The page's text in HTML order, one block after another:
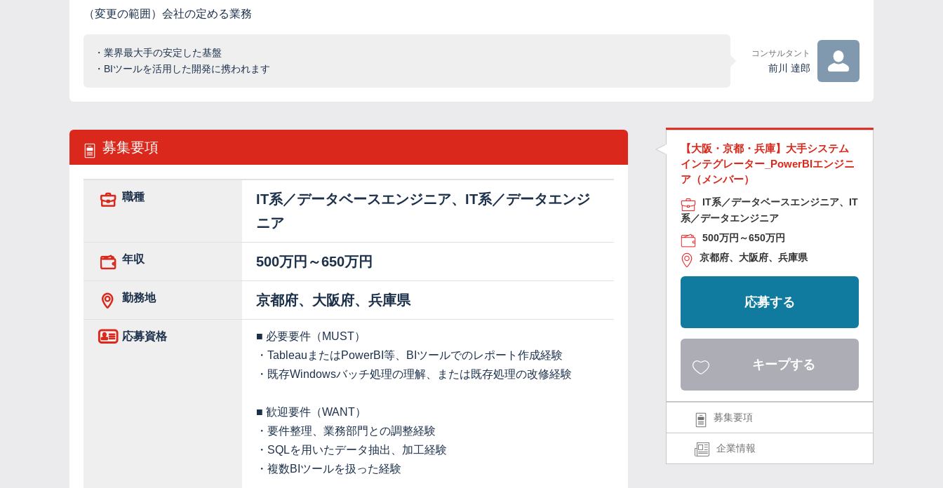
（変更の範囲）会社の定める業務
・業界最大手の安定した基盤
・BIツールを活用した開発に携われます
コンサルタント
前川 達郎
募集要項
職種
IT系／データベースエンジニア、IT系／データエンジ
ニア
年収 500万円～650万円
勤務地 京都府、大阪府、兵庫県
応募資格
■ 必要要件（MUST）
・TableauまたはPowerBI等、BIツールでのレポート作成経験
・既存Windowsバッチ処理の理解、または既存処理の改修経験
■ 歓迎要件（WANT）
・要件整理、業務部門との調整経験
・SQLを用いたデータ抽出、加工経験
・複数BIツールを扱った経験
【大阪・京都・兵庫】大手システム
インテグレーター_PowerBIエンジニ
ア（メンバー）
IT系／データベースエンジニア、IT
系／データエンジニア
500万円～650万円
京都府、大阪府、兵庫県
応募する
キープする
募集要項
企業情報